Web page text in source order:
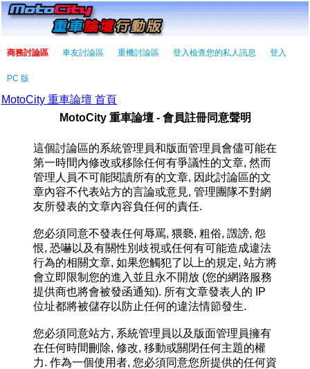
商務討論區 車友討論區 重機討論區 登入檢查您的私人訊息 登入
PC 版
MotoCity 重車論壇 首頁
MotoCity 重車論壇 - 會員註冊同意聲明
這個討論區的系統管理員和版面管理員會儘可能在
第一時間內修改或移除任何有爭議性的文章, 然而
管理人員不可能閱讀所有的文章, 因此討論區的文
章內容不代表站方的言論或意見, 管理團隊不對網
友所發表的文章內容負任何的責任.
您必須同意不發表任何辱罵, 猥褻, 粗俗, 譭謗, 怨
恨, 恐嚇以及有關性別歧視或任何有可能造成違法
行為的相關文章, 如果您觸犯了以上的規定, 站方將
會立即限制您的進入並且永不開放 (您的網路服務
提供商也將會被發函通知). 所有文章發表人的 IP
位址都將被儲存以防止任何的違法情節發生.
您必須同意站方, 系統管理員以及版面管理員擁有
在任何時間刪除, 修改, 移動或關閉任何主題的權
力. 作為一個使用者, 您必須同意您所提供的任何資